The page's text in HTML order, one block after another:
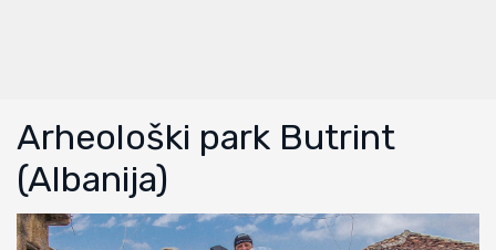
Arheološki park Butrint
(Albanija)